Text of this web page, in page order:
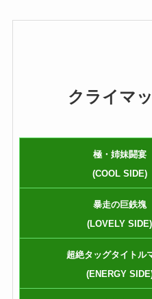
クライマ
極・姉妹闘宴
(COOL SIDE)
暴走の巨鉄塊
(LOVELY SIDE)
超絶タッグタイトル
(ENERGY